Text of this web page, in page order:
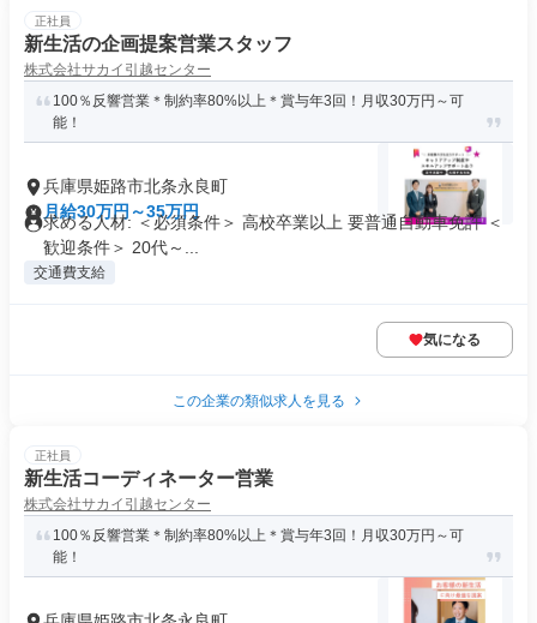
正社員
新生活の企画提案営業スタッフ
株式会社サカイ引越センター
100％反響営業＊制約率80%以上＊賞与年3回！月収30万円～可
能！
兵庫県姫路市北条永良町
月給30万円～35万円
求める人材: ＜必須条件＞ 高校卒業以上 要普通自動車免許 ＜
歓迎条件＞ 20代～...
交通費支給
気になる
この企業の類似求人を見る
正社員
新生活コーディネーター営業
株式会社サカイ引越センター
100％反響営業＊制約率80%以上＊賞与年3回！月収30万円～可
能！